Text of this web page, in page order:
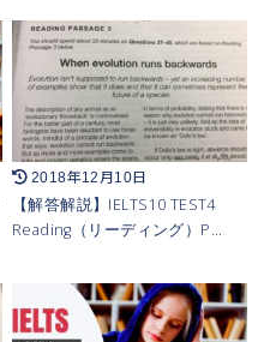
2018年12月10日
【解答解説】IELTS10 TEST4
Reading（リーディング）P…